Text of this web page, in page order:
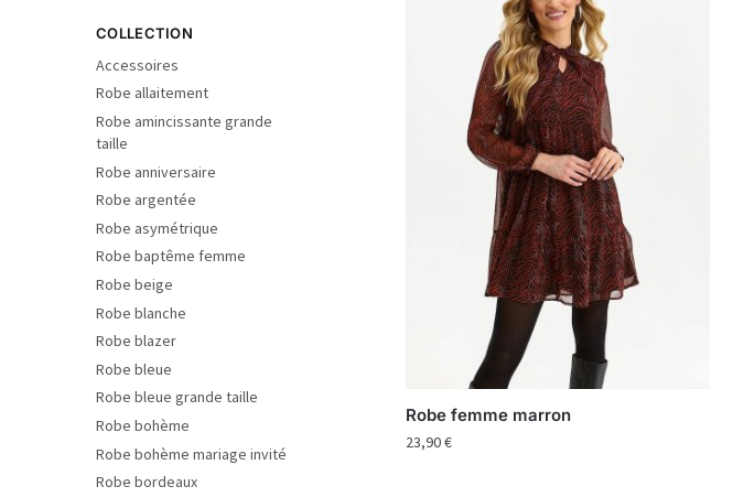
Robe femme marron
23,90€
COLLECTION
Accessoires
Robe allaitement
Robe amincissante grande
taille
Robe anniversaire
Robe argentée
Robe asymétrique
Robe baptême femme
Robe beige
Robe blanche
Robe blazer
Robe bleue
Robe bleue grande taille
Robe bohème
Robe bohème mariage invité
Robe bordeaux